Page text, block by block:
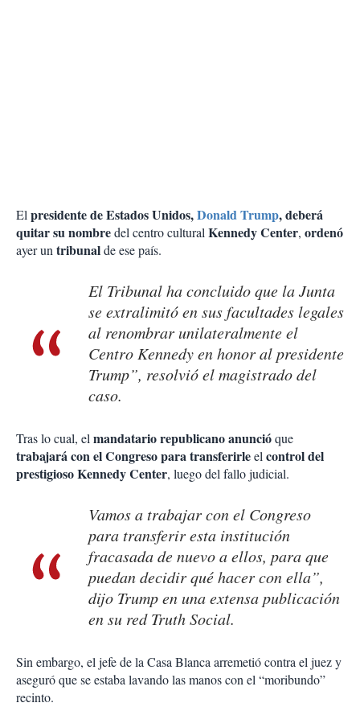
Elpresidente de Estados Unidos,Donald Trump, deberá
quitar su nombredel centro culturalKennedy Center, ordenó
ayer untribunalde ese país.
El Tribunal ha concluido que la Junta
se extralimitó en sus facultades legales
al renombrar unilateralmente el
Centro Kennedy en honor al presidente
Trump”, resolvió el magistrado del
caso.
Tras lo cual, elmandatario republicano anuncióque
trabajará con el Congreso para transferirleelcontrol del
prestigioso Kennedy Center, luego del fallo judicial.
Vamos a trabajar con el Congreso
para transferir esta institución
fracasada de nuevo a ellos, para que
puedan decidir qué hacer con ella”,
dijo Trump en una extensa publicación
en su red Truth Social.
Sin embargo, el jefe de la Casa Blanca arremetió contra el juez y
aseguró que se estaba lavando las manos con el “moribundo”
recinto.